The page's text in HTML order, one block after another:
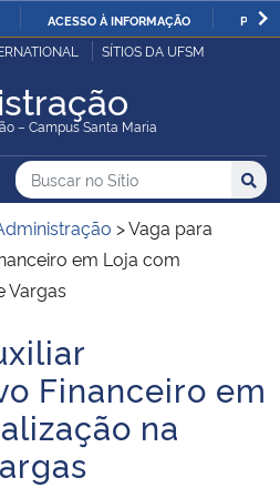
IR
O
ACESSO À INFORMAÇÃO
e Abastecimento
SÍTIOS DA UFSM
– Campus Santa Maria
do Sítio
Busca
Buscar no no Sítio
Busca:
>Vaga para
em Loja com
Vargas
Financeiro em
na